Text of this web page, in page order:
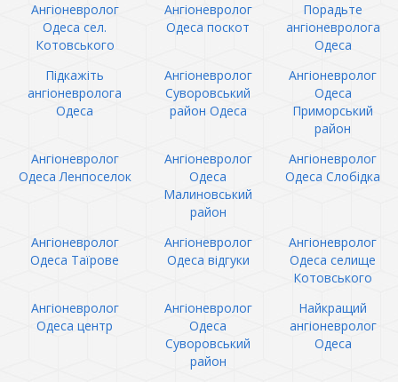
Ангіоневролог
Одеса сел.
Котовського
Ангіоневролог
Одеса поскот
Порадьте
ангіоневролога
Одеса
Підкажіть
ангіоневролога
Одеса
Ангіоневролог
Суворовський
район Одеса
Ангіоневролог
Одеса
Приморський
район
Ангіоневролог
Одеса Ленпоселок
Ангіоневролог
Одеса
Малиновський
район
Ангіоневролог
Одеса Слобідка
Ангіоневролог
Одеса Таїрове
Ангіоневролог
Одеса відгуки
Ангіоневролог
Одеса селище
Котовського
Ангіоневролог
Одеса центр
Ангіоневролог
Одеса
Суворовський
район
Найкращий
ангіоневролог
Одеса